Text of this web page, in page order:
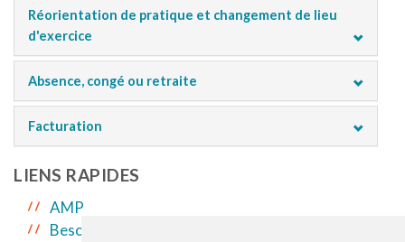
Réorientation de pratique et changement de lieu
d'exercice
Absence, congé ou retraite
Facturation
LIENS RAPIDES
AMP
Besoins prioritaires